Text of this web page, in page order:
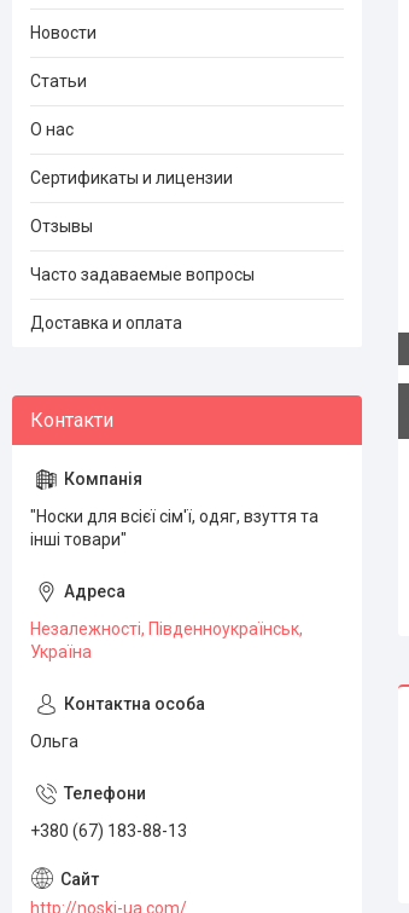
Новости
Статьи
О нас
Сертификаты и лицензии
Отзывы
Часто задаваемые вопросы
Доставка и оплата
"Носки для всієї сім'ї, одяг, взуття та
інші товари"
Незалежності, Південноукраїнськ,
Україна
Ольга
+380 (67) 183-88-13
http://noski-ua.com/